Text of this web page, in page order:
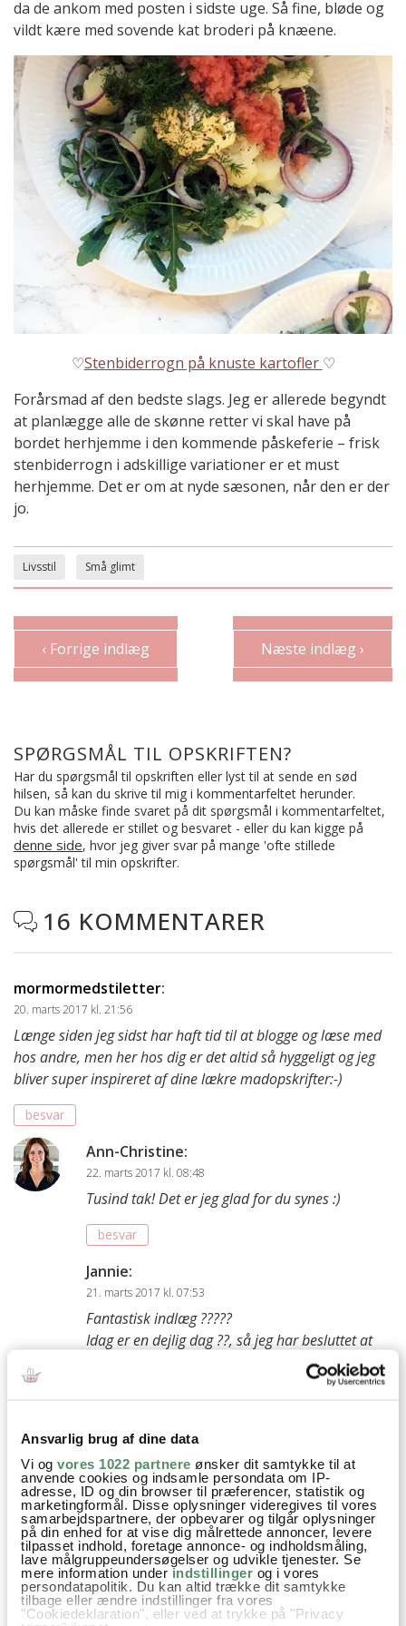
Ansvarlig brug af dine data
Vi og vores 1022 partnere ønsker dit samtykke til at
anvende cookies og indsamle persondata om IP-
adresse, ID og din browser til præferencer, statistik og
marketingformål. Disse oplysninger videregives til vores
samarbejdspartnere, der opbevarer og tilgår oplysninger
på din enhed for at vise dig målrettede annoncer, levere
tilpasset indhold, foretage annonce- og indholdsmåling,
lave målgruppeundersøgelser og udvikle tjenester. Se
mere information underindstillinger og i vores
persondatapolitik. Du kan altid trække dit samtykke
tilbage eller ændre indstillinger fra vores
"Cookiedeklaration", eller ved at trykke på "Privacy
da de ankom med posten i sidste uge. Så fine, bløde og
vildt kære med sovende kat broderi på knæene.
♡Stenbiderrogn på knuste kartofler ♡
Forårsmad af den bedste slags. Jeg er allerede begyndt
at planlægge alle de skønne retter vi skal have på
bordet herhjemme i den kommende påskeferie – frisk
stenbiderrogn i adskillige variationer er et must
herhjemme. Det er om at nyde sæsonen, når den er der
jo.
Livsstil Små glimt
‹ Forrige indlæg Næste indlæg ›
SPØRGSMÅL TIL OPSKRIFTEN?
Har du spørgsmål til opskriften eller lyst til at sende en sød
hilsen, så kan du skrive til mig i kommentarfeltet herunder.
Du kan måske finde svaret på dit spørgsmål i kommentarfeltet,
hvis det allerede er stillet og besvaret - eller du kan kigge på
denne side, hvor jeg giver svar på mange 'ofte stillede
spørgsmål' til min opskrifter.
 16 KOMMENTARER
mormormedstiletter:
20. marts 2017 kl. 21:56
Længe siden jeg sidst har haft tid til at blogge og læse med
hos andre, men her hos dig er det altid så hyggeligt og jeg
bliver super inspireret af dine lækre madopskrifter:-)
besvar
Ann-Christine:
22. marts 2017 kl. 08:48
Tusind tak! Det er jeg glad for du synes :)
besvar
Jannie:
21. marts 2017 kl. 07:53
Fantastisk indlæg ?????
Idag er en dejlig dag ??, så jeg har besluttet at
følge din opskrift på grydebrødet ? Der er bare
lige den hage, at jeg ikke har nogen gryde at
anderledes i forhold til opskrift og
fremgangsmåde? Eller bliver det helt fladt pga
den meget bløde dej?
Le Creuset gryden ER skrevet på ønskesedlen til
40 årsdagen til maj ?????? Er din gryde 24 eller
26 cm?
Mange hilsner ??☀️?